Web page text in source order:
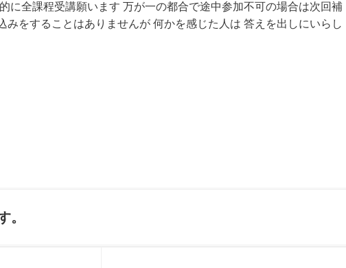
全課程受講願います 万が一の都合で途中参加不可の場合は次回補
をすることはありませんが 何かを感じた人は 答えを出しにいらし
。